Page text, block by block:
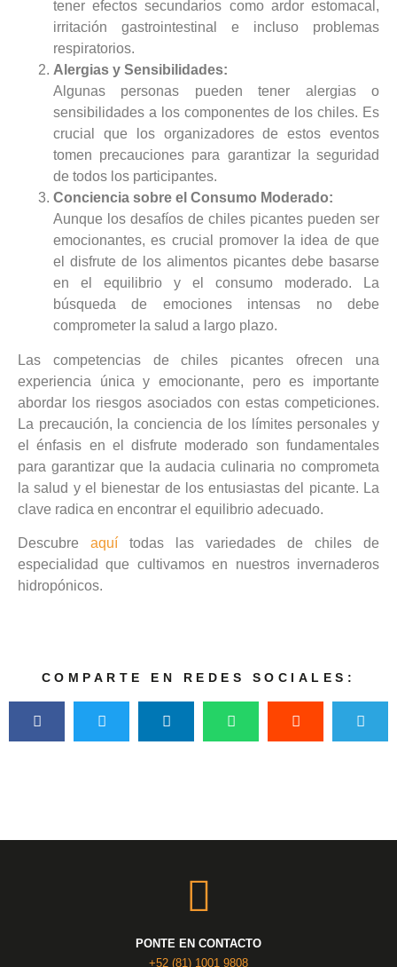
tener efectos secundarios como ardor estomacal,
irritación gastrointestinal e incluso problemas
respiratorios.
Alergias y Sensibilidades:
Algunas personas pueden tener alergias o
sensibilidades a los componentes de los chiles. Es
crucial que los organizadores de estos eventos
tomen precauciones para garantizar la seguridad
de todos los participantes.
Conciencia sobre el Consumo Moderado:
Aunque los desafíos de chiles picantes pueden ser
emocionantes, es crucial promover la idea de que
el disfrute de los alimentos picantes debe basarse
en el equilibrio y el consumo moderado. La
búsqueda de emociones intensas no debe
comprometer la salud a largo plazo.
Las competencias de chiles picantes ofrecen una
experiencia única y emocionante, pero es importante
abordar los riesgos asociados con estas competiciones.
La precaución, la conciencia de los límites personales y
el énfasis en el disfrute moderado son fundamentales
para garantizar que la audacia culinaria no comprometa
la salud y el bienestar de los entusiastas del picante. La
clave radica en encontrar el equilibrio adecuado.
Descubre aquí todas las variedades de chiles de
especialidad que cultivamos en nuestros invernaderos
hidropónicos.
COMPARTE EN REDES SOCIALES:
PONTE EN CONTACTO
+52 (81) 1001 9808